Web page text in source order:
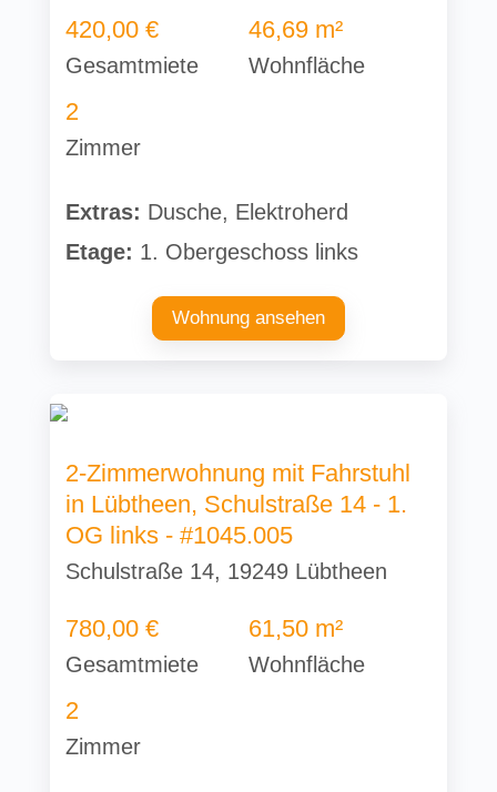
420,00 €
Gesamtmiete
46,69 m²
Wohnfläche
2
Zimmer
Extras: Dusche, Elektroherd
Etage: 1. Obergeschoss links
Wohnung ansehen
2-Zimmerwohnung mit Fahrstuhl
in Lübtheen, Schulstraße 14 - 1.
OG links - #1045.005
Schulstraße 14, 19249 Lübtheen
780,00 €
Gesamtmiete
61,50 m²
Wohnfläche
2
Zimmer